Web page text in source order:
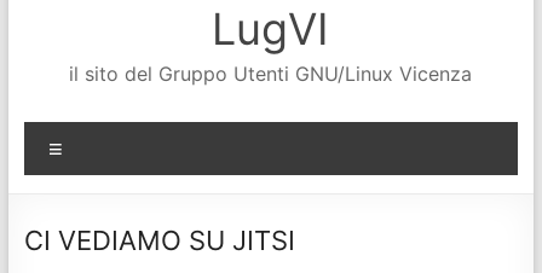
LugVI
il sito del Gruppo Utenti GNU/Linux Vicenza
CI VEDIAMO SU JITSI